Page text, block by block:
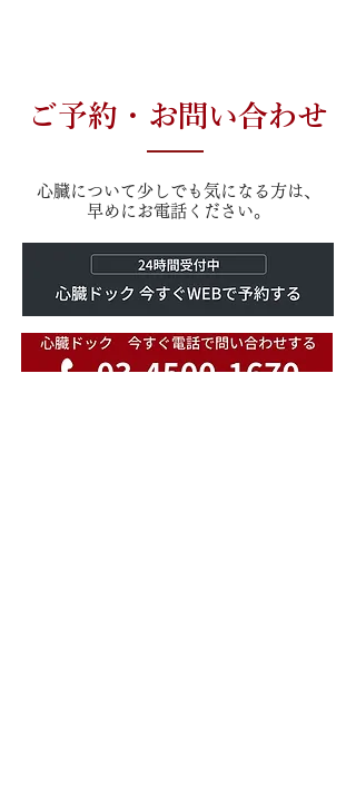
ご予約・お問い合わせ
心臓について少しでも気になる方は、
早めにお電話ください。